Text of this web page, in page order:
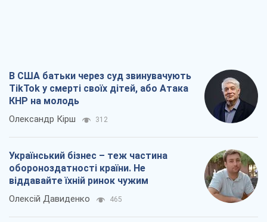
В США батьки через суд звинувачують
TikTok у смерті своїх дітей, або Атака
КНР на молодь
Олександр Кірш 312
Український бізнес – теж частина
обороноздатності країни. Не
віддавайте їхній ринок чужим
Олексій Давиденко 465